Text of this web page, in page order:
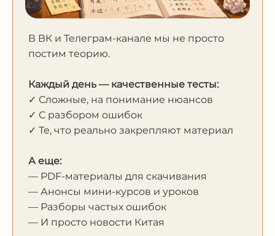
В ВК и Телеграм-канале мы не просто
постим теорию.
Каждый день — качественные тесты:
✓ Сложные, на понимание нюансов
✓ С разбором ошибок
✓ Те, что реально закрепляют материал
А еще:
— PDF-материалы для скачивания
— Анонсы мини-курсов и уроков
— Разборы частых ошибок
— И просто новости Китая